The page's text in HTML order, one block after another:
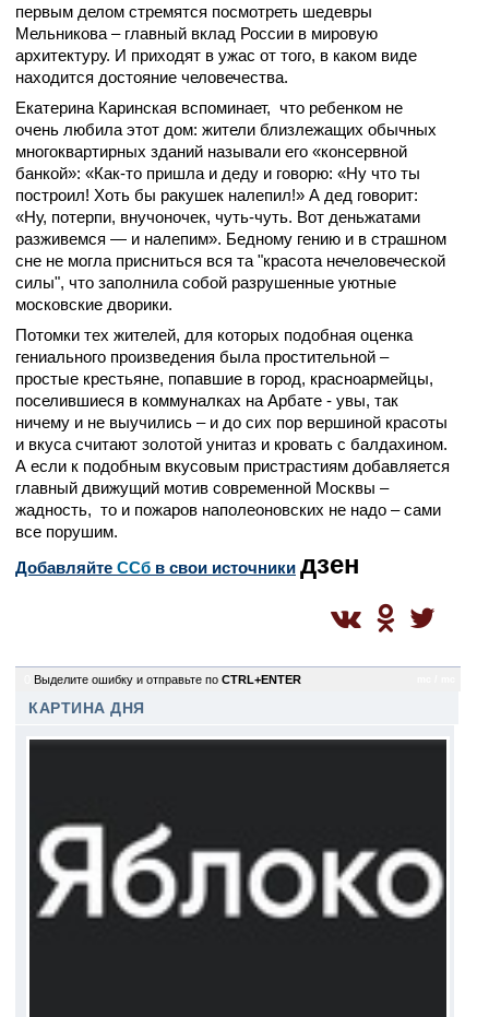
первым делом стремятся посмотреть шедевры
Мельникова – главный вклад России в мировую
архитектуру. И приходят в ужас от того, в каком виде
находится достояние человечества.
Екатерина Каринская вспоминает, что ребенком не
очень любила этот дом: жители близлежащих обычных
многоквартирных зданий называли его «консервной
банкой»: «Как-то пришла и деду и говорю: «Ну что ты
построил! Хоть бы ракушек налепил!» А дед говорит:
«Ну, потерпи, внучоночек, чуть-чуть. Вот деньжатами
разживемся — и налепим». Бедному гению и в страшном
сне не могла присниться вся та "красота нечеловеческой
силы", что заполнила собой разрушенные уютные
московские дворики.
Потомки тех жителей, для которых подобная оценка
гениального произведения была простительной –
простые крестьяне, попавшие в город, красноармейцы,
поселившиеся в коммуналках на Арбате - увы, так
ничему и не выучились – и до сих пор вершиной красоты
и вкуса считают золотой унитаз и кровать с балдахином.
А если к подобным вкусовым пристрастиям добавляется
главный движущий мотив современной Москвы –
жадность, то и пожаров наполеоновских не надо – сами
все порушим.
Добавляйте CСб в свои источники дзен
Выделите ошибку и отправьте по CTRL+ENTER
КАРТИНА ДНЯ